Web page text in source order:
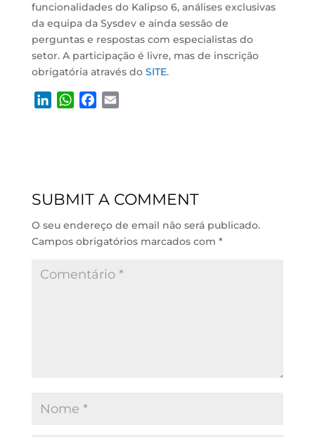
funcionalidades do Kalipso 6, análises exclusivas
da equipa da Sysdev e ainda sessão de
perguntas e respostas com especialistas do
setor. A participação é livre, mas de inscrição
obrigatória através do SITE.
I
W
p
o
SUBMIT A COMMENT
O seu endereço de email não será publicado.
Campos obrigatórios marcados com *